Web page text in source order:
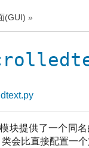
(GUI) »
模块提供了一个同
类会比直接配置一